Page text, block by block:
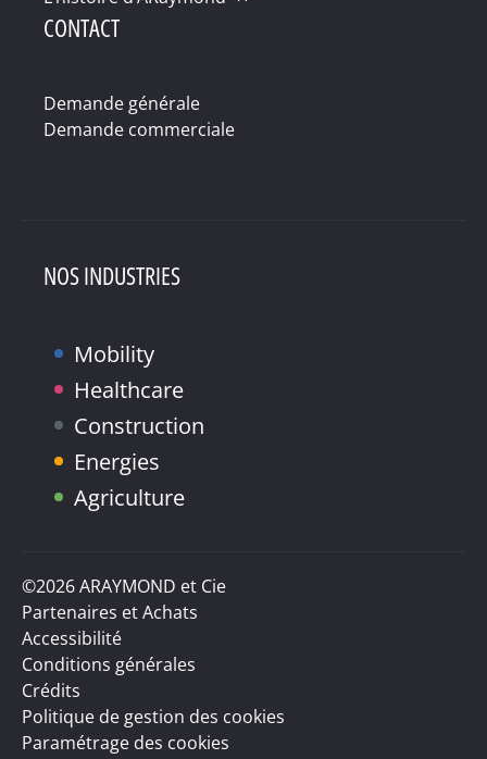
CONTACT
Demande générale
Demande commerciale
NOS INDUSTRIES
Mobility
Healthcare
Construction
Energies
Agriculture
©2026 ARAYMOND et Cie
Partenaires et Achats
Accessibilité
Conditions générales
Crédits
Politique de gestion des cookies
Paramétrage des cookies